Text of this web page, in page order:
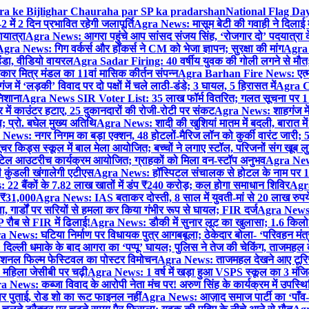
ke Bijlighar Chauraha par SP ka pradarshanNational Flag
2 दिन प्रभावित रहेगी जलापूर्तिAgra News: मासूम बेटी की गवाही ने
Agra News: आगरा पहुंचे आप सांसद संजय सिंह, ‘रोजगार दो’ पदयात्रा
News: गिग वर्कर्स और हॉकर्स ने CM को भेजा ज्ञापन; सुरक्षा की मांगAgra
वीडियो वायरलAgra Sadar Firing: 40 वर्षीय युवक की गोली लगने से मौत;
मित्र मंडल का 11वां मासिक कीर्तन संपन्नAgra Barhan Fire News:
‘लड़की’ विवाद पर दो पक्षों में चले लाठी-डंडे; 3 घायल, 5 हिरासत मेंAgra
Agra News SIR Voter List: 35 लाख फॉर्म वितरित; गलत सूचना पर
हटाए, 25 दुकानदारों की रोजी-रोटी पर संकटAgra News: शाहगंज
प्रो. बघेल मुख्य अतिथिAgra News: शादी की खुशियां मातम में बदली, बारात में
नगर निगम का बड़ा एक्शन, 48 होटलों-मैरिज लॉन को कुर्की वारंट जारी;
किड्स स्कूल में बाल मेला आयोजित; बच्चों ने लगाए स्टॉल, परिजनों संग खूब
आउटरीच कार्यक्रम आयोजित; ग्राहकों को मिला वन-स्टॉप अनुभवAgra
खंगालेगी एटीएसAgra News: हॉस्पिटल संचालक से होटल के नाम पर
22 बैंकों के 7.82 लाख खातों में डंप ₹240 करोड़; कल होगा समाधान शिविर
Agra News: IAS बताकर दोस्ती, 8 साल में युवती-मां से 20 लाख
गार्डों पर सरियों से हमला कर किया गंभीर रूप से घायल; FIR दर्जAgra News:
से FIR में ढिलाई!Agra News: डौकी में सुनार लूट का खुलासा; 1.6 किलो
News: घटिया निर्माण पर विधायक पुत्र आगबबूला; ठेकेदार बोला- ‘परिवहन
धमाके के बाद आगरा का ‘पप्पू’ घायल; पुलिस ने तेज की चेकिंग, ताजमहल
फिल्म फेस्टिवल का पोस्टर विमोचनAgra News: ताजमहल देखने आए
जेसीबी पर चढ़ीAgra News: 1 वर्ष में खड़ा हुआ VSPS स्कूल का 3
News: कब्जा विवाद के आरोपी नेता मंच पर! अरुण सिंह के कार्यक्रम में
पुताई, रोड शो का रूट फाइनल नहींAgra News: आज़ाद समाज पार्टी का